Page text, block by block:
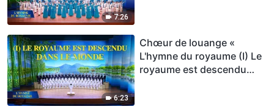
7:26
6:23
Chœur de louange «
L'hymne du royaume (I) Le
royaume est descendu